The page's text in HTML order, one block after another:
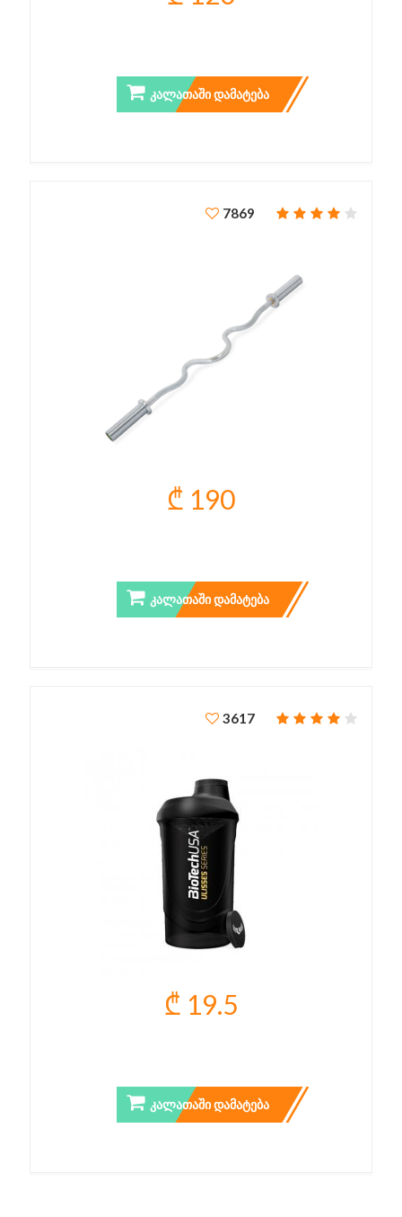
ᲙᲐᲚᲐᲗᲐᲨᲘ ᲓᲐᲛᲐᲢᲔᲑᲐ
7869
₾ 190
ᲙᲐᲚᲐᲗᲐᲨᲘ ᲓᲐᲛᲐᲢᲔᲑᲐ
3617
₾ 19.5
ᲙᲐᲚᲐᲗᲐᲨᲘ ᲓᲐᲛᲐᲢᲔᲑᲐ